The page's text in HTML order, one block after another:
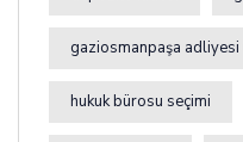
gaziosmanpaşa adliyesi
hukuk bürosu seçimi